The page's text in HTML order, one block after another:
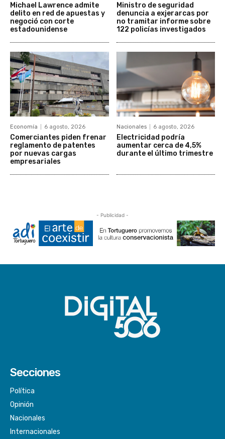
Michael Lawrence admite
delito en red de apuestas y
negoció con corte
estadounidense
Ministro de seguridad
denuncia a exjerarcas por
no tramitar informe sobre
122 policías investigados
Economía 6 agosto, 2026
Comerciantes piden frenar
reglamento de patentes
por nuevas cargas
empresariales
Nacionales 6 agosto, 2026
Electricidad podría
aumentar cerca de 4,5%
durante el último trimestre
- Publicidad -
Secciones
Política
Opinión
Nacionales
Internacionales